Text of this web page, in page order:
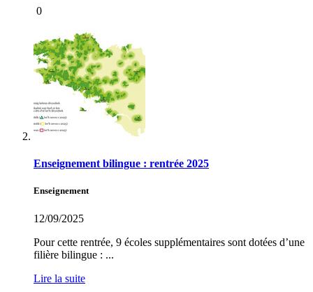
0
Enseignement bilingue : rentrée 2025
Enseignement
12/09/2025
Pour cette rentrée, 9 écoles supplémentaires sont dotées d’une
filière bilingue : ...
Lire la suite